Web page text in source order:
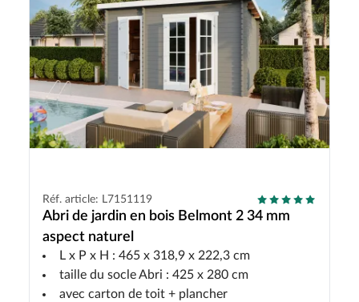
Réf. article: L7151119
Abri de jardin en bois Belmont 2 34 mm
aspect naturel
L x P x H : 465 x 318,9 x 222,3 cm
taille du socle Abri : 425 x 280 cm
avec carton de toit + plancher